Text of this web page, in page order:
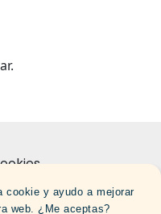
cookie y ayudo a mejorar
web. ¿Me aceptas?